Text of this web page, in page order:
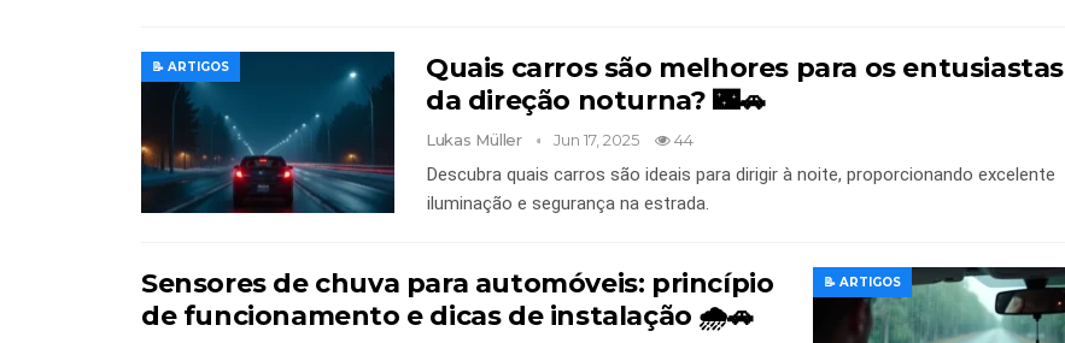
📝 ARTIGOS
Quais carros são melhores para os entusiastas
da direção noturna? 🌃🚗
Lukas Müller Jun 17, 2025 44
Descubra quais carros são ideais para dirigir à noite, proporcionando excelente
iluminação e segurança na estrada.
📝 ARTIGOS
Sensores de chuva para automóveis: princípio
de funcionamento e dicas de instalação 🌧️🚗